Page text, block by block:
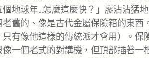
地球年…怎麼這麼快？」廖沾沾猛
老舊的、像是古代金屬保險箱的東
有像他這樣的傳統派才會用）。
一個老式的對講機，但頂部插著